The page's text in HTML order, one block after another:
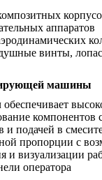
аппаратов
винты,
машины
компонентов
и подачей в
пропорции с
и визуализации
оператора